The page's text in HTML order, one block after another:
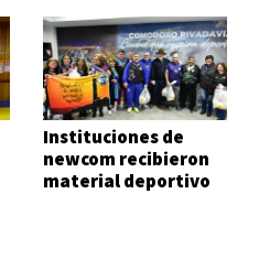
Instituciones de
newcom recibieron
material deportivo